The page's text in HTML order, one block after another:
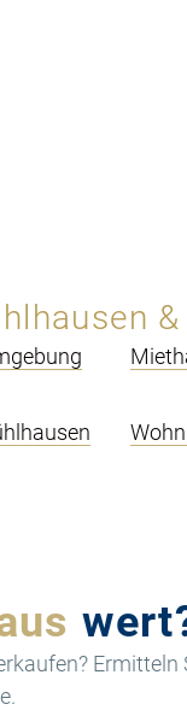
Ermitteln